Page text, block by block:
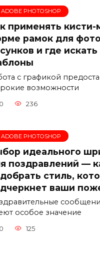
ADOBE PHOTOSHOP
применять кисти-
рамок для
и где
с графикой
возможности
0 236
ADOBE PHOTOSHOP
идеального
поздравлений —
стиль,
ваши
особое значение
0 125